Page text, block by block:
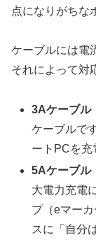
点になりがちな
ケーブルには電
それによって対
3Aケーブル
ケーブルで
ートPCを充
5Aケーブル
大電力充電
プ（eマー
スに「自分